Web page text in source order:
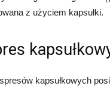
z użyciem kapsułki.
kapsułkowych